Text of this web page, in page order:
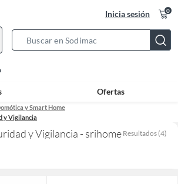
Inicia sesión 0
Bar
Ofertas
y Smart Home
y Vigilancia
y Vigilancia - srihomeResultados (4)